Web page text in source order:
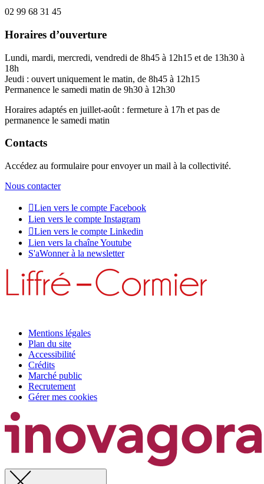
02 99 68 31 45
Horaires d’ouverture
Lundi, mardi, mercredi, vendredi de 8h45 à 12h15 et de 13h30 à
18h
Jeudi : ouvert uniquement le matin, de 8h45 à 12h15
Permanence le samedi matin de 9h30 à 12h30
Horaires adaptés en juillet-août : fermeture à 17h et pas de
permanence le samedi matin
Contacts
Accédez au formulaire pour envoyer un mail à la collectivité.
Nous contacter
Lien vers le compte Facebook
Lien vers le compte Instagram
Lien vers le compte Linkedin
Lien vers la chaîne Youtube
S'aWonner à la newsletter
Mentions légales
Plan du site
Accessibilité
Crédits
Marché public
Recrutement
Gérer mes cookies